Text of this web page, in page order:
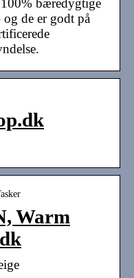
100% bæredygtige
de er godt på
Warm